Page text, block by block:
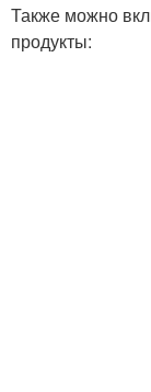
Также можно
продукты: